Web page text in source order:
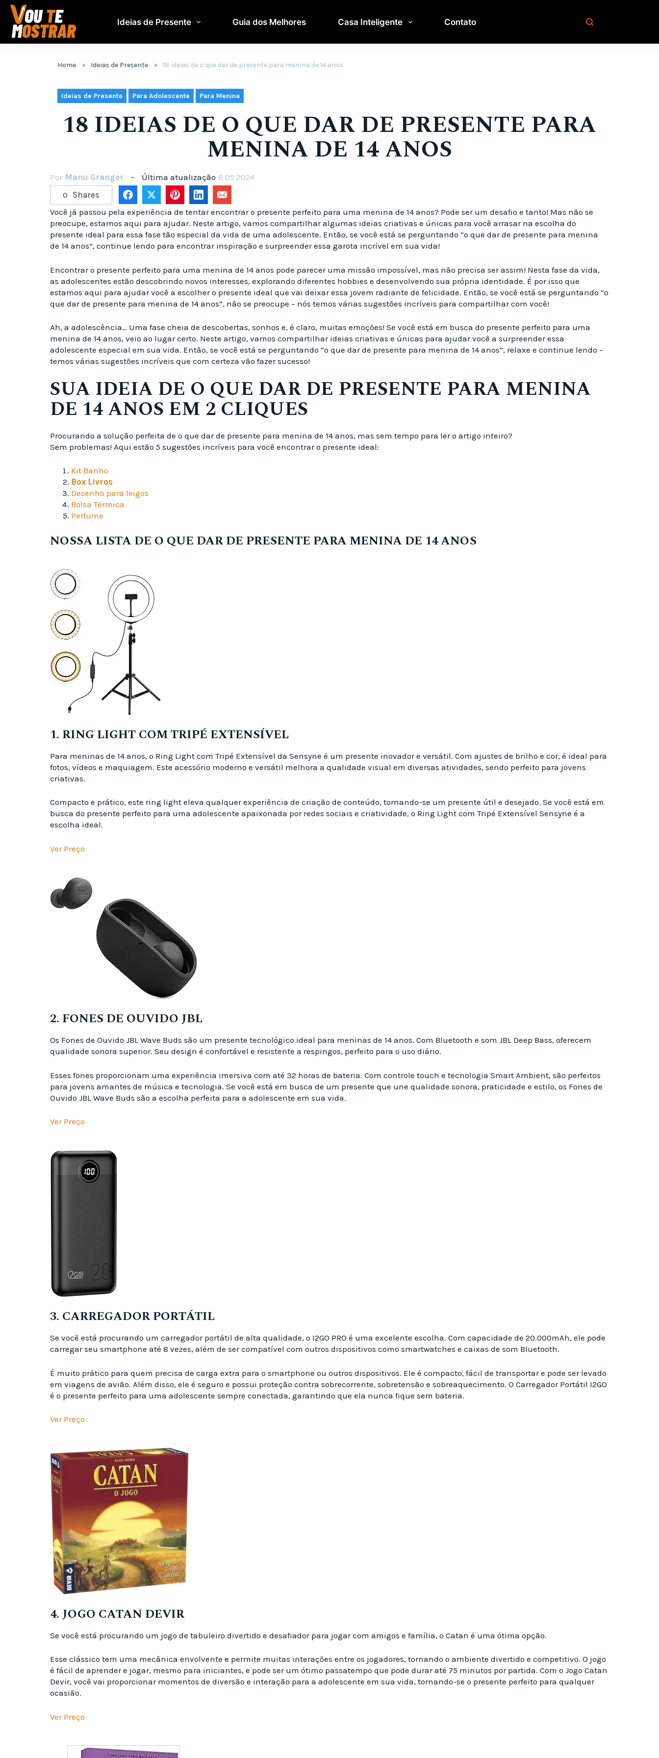
Pular
para
conteúdo
Ideias de Presente Guia dos Melhores Casa Inteligente Contato
Home Ideias de Presente 18 ideias de o que dar de presente para menina de 14 anos
Ideias de Presente Para Adolescente Para Menina
18 IDEIAS DE O QUE DAR DE PRESENTE PARA
MENINA DE 14 ANOS
Por Manu Granger Última atualização 8.05.2024
0 Shares
Você já passou pela experiência de tentar encontrar o presente perfeito para uma menina de 14 anos? Pode ser um desafio e tanto! Mas não se
preocupe, estamos aqui para ajudar. Neste artigo, vamos compartilhar algumas ideias criativas e únicas para você arrasar na escolha do
presente ideal para essa fase tão especial da vida de uma adolescente. Então, se você está se perguntando “o que dar de presente para menina
de 14 anos”, continue lendo para encontrar inspiração e surpreender essa garota incrível em sua vida!
Encontrar o presente perfeito para uma menina de 14 anos pode parecer uma missão impossível, mas não precisa ser assim! Nesta fase da vida,
as adolescentes estão descobrindo novos interesses, explorando diferentes hobbies e desenvolvendo sua própria identidade. É por isso que
estamos aqui para ajudar você a escolher o presente ideal que vai deixar essa jovem radiante de felicidade. Então, se você está se perguntando “o
que dar de presente para menina de 14 anos”, não se preocupe – nós temos várias sugestões incríveis para compartilhar com você!
Ah, a adolescência… Uma fase cheia de descobertas, sonhos e, é claro, muitas emoções! Se você está em busca do presente perfeito para uma
menina de 14 anos, veio ao lugar certo. Neste artigo, vamos compartilhar ideias criativas e únicas para ajudar você a surpreender essa
adolescente especial em sua vida. Então, se você está se perguntando “o que dar de presente para menina de 14 anos”, relaxe e continue lendo –
temos várias sugestões incríveis que com certeza vão fazer sucesso!
SUA IDEIA DE O QUE DAR DE PRESENTE PARA MENINA
DE 14 ANOS EM 2 CLIQUES
Procurando a solução perfeita de o que dar de presente para menina de 14 anos, mas sem tempo para ler o artigo inteiro?
Sem problemas! Aqui estão 5 sugestões incríveis para você encontrar o presente ideal:
Kit Banho
Box Livros
Desenho para leigos
Bolsa Térmica
Perfume
NOSSA LISTA DE O QUE DAR DE PRESENTE PARA MENINA DE 14 ANOS
1. RING LIGHT COM TRIPÉ EXTENSÍVEL
Para meninas de 14 anos, o Ring Light com Tripé Extensível da Sensyne é um presente inovador e versátil. Com ajustes de brilho e cor, é ideal para
fotos, vídeos e maquiagem. Este acessório moderno e versátil melhora a qualidade visual em diversas atividades, sendo perfeito para jovens
criativas.
Compacto e prático, este ring light eleva qualquer experiência de criação de conteúdo, tornando-se um presente útil e desejado. Se você está em
busca do presente perfeito para uma adolescente apaixonada por redes sociais e criatividade, o Ring Light com Tripé Extensível Sensyne é a
escolha ideal.
Ver Preço
2. FONES DE OUVIDO JBL
Os Fones de Ouvido JBL Wave Buds são um presente tecnológico ideal para meninas de 14 anos. Com Bluetooth e som JBL Deep Bass, oferecem
qualidade sonora superior. Seu design é confortável e resistente a respingos, perfeito para o uso diário.
Esses fones proporcionam uma experiência imersiva com até 32 horas de bateria. Com controle touch e tecnologia Smart Ambient, são perfeitos
para jovens amantes de música e tecnologia. Se você está em busca de um presente que une qualidade sonora, praticidade e estilo, os Fones de
Ouvido JBL Wave Buds são a escolha perfeita para a adolescente em sua vida.
Ver Preço
3. CARREGADOR PORTÁTIL
Se você está procurando um carregador portátil de alta qualidade, o I2GO PRO é uma excelente escolha. Com capacidade de 20.000mAh, ele pode
carregar seu smartphone até 8 vezes, além de ser compatível com outros dispositivos como smartwatches e caixas de som Bluetooth.
É muito prático para quem precisa de carga extra para o smartphone ou outros dispositivos. Ele é compacto, fácil de transportar e pode ser levado
em viagens de avião. Além disso, ele é seguro e possui proteção contra sobrecorrente, sobretensão e sobreaquecimento. O Carregador Portátil I2GO
é o presente perfeito para uma adolescente sempre conectada, garantindo que ela nunca fique sem bateria.
Ver Preço
4. JOGO CATAN DEVIR
Se você está procurando um jogo de tabuleiro divertido e desafiador para jogar com amigos e família, o Catan é uma ótima opção.
Esse clássico tem uma mecânica envolvente e permite muitas interações entre os jogadores, tornando o ambiente divertido e competitivo. O jogo
é fácil de aprender e jogar, mesmo para iniciantes, e pode ser um ótimo passatempo que pode durar até 75 minutos por partida. Com o Jogo Catan
Devir, você vai proporcionar momentos de diversão e interação para a adolescente em sua vida, tornando-se o presente perfeito para qualquer
ocasião.
Ver Preço